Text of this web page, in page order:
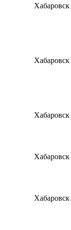
Хабаровск
Хабаровск
Хабаровск
Хабаровск
Хабаровск